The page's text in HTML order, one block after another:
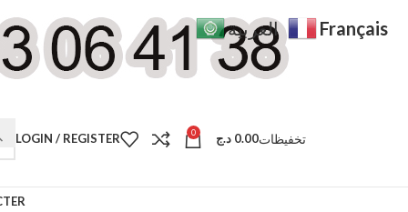
LOGIN / REGISTER 0 0.00 د.ج تخفيظات
العربية Français